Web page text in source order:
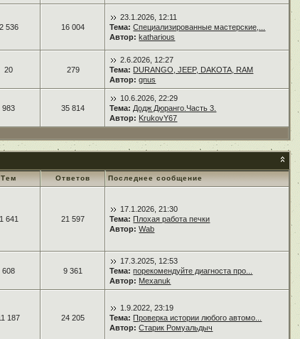
2 536 16 004
23.1.2026, 12:11
Тема: Специализированные мастерские,...
Автор: katharious
20 279
2.6.2026, 12:27
Тема: DURANGO, JEEP, DAKOTA, RAM
Автор: gnus
983 35 814
10.6.2026, 22:29
Тема: Додж Дюранго.Часть 3.
Автор: KrukovY67
Тем Ответов Последнее сообщение
1 641 21 597
17.1.2026, 21:30
Тема: Плохая работа печки
Автор: Wab
608 9 361
17.3.2025, 12:53
Тема: порекомендуйте диагноста про...
Автор: Mexanuk
187 24 205
1.9.2022, 23:19
Тема: Проверка истории любого автомо...
Автор: Старик Ромуальдыч